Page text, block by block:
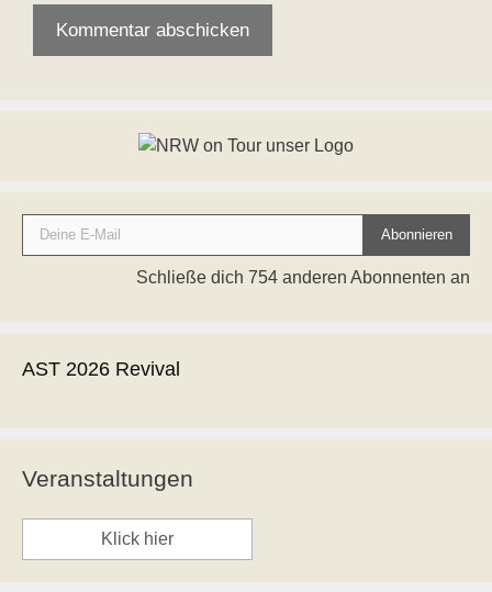
Deine E-Mail
Abonnieren
Schließe dich 754 anderen Abonnenten an
AST 2026 Revival
Veranstaltungen
Klick hier